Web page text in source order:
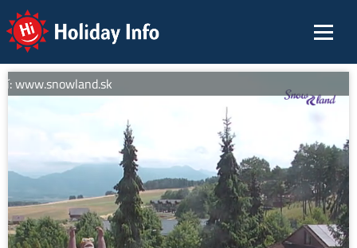
Holiday Info
www.snowland.sk